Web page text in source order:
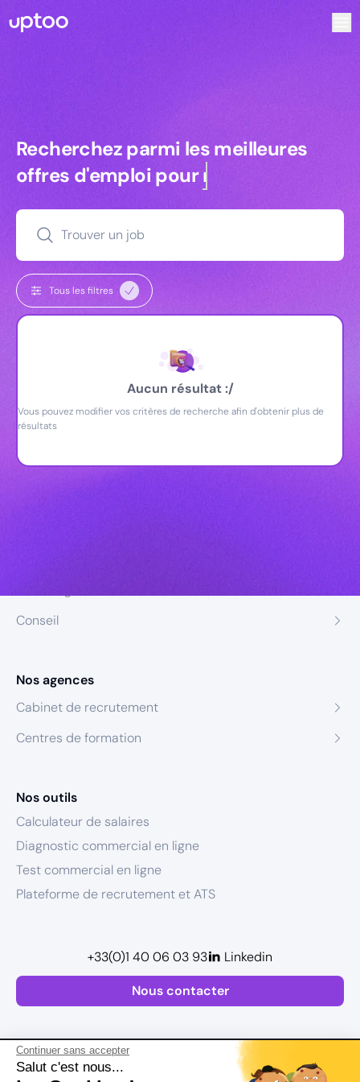
Continuer sans accepter
Salut c'est nous...
Recherchez parmi les meilleures
Recherchez parmi les meilleures
offres d'emploi pourcommerciaux
Trouver un job
Tous les filtres
Aucun résultat :/
Vous pouvez modifier vos critères de recherche afin d'obtenir plus de
résultats
Conseil
Nos agences
Cabinet de recrutement
Centres de formation
Nos outils
Calculateur de salaires
Diagnostic commercial en ligne
Test commercial en ligne
Plateforme de recrutement et ATS
Nous contacter
+33(0)1 40 06 03 93 Linkedin